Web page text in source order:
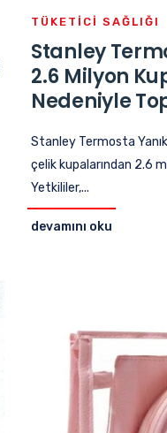
TÜKETICI SAĞLIĞI
Stanley
2.6 Milyon
Nedeniyle
Stanley Termosta
çelik kupalarından 2.6
Yetkililer,...
devamını oku